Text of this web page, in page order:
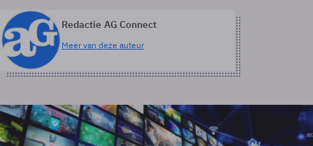
Redactie AG Connect
Meer van deze auteur